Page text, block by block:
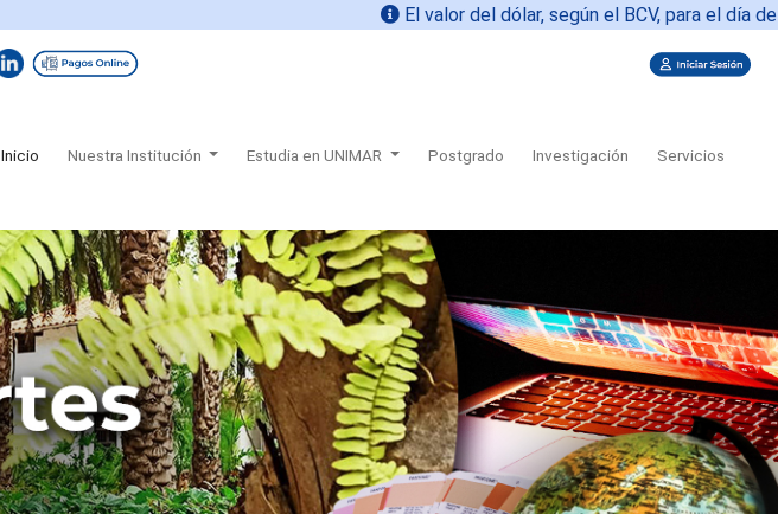
El valor del dólar, según el BCV, para el día de hoy
Inicio(current)Nuestra Institución Estudia en UNIMAR Postgrado Investigación Servicios